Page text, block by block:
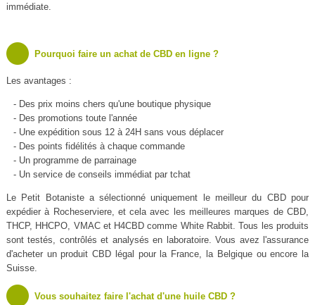
immédiate.
Pourquoi faire un achat de CBD en ligne ?
Les avantages :
- Des prix moins chers qu'une boutique physique
- Des promotions toute l'année
- Une expédition sous 12 à 24H sans vous déplacer
- Des points fidélités à chaque commande
- Un programme de parrainage
- Un service de conseils immédiat par tchat
Le Petit Botaniste a sélectionné uniquement le meilleur du CBD pour
expédier à Rocheserviere, et cela avec les meilleures marques de CBD,
THCP, HHCPO, VMAC et H4CBD comme White Rabbit. Tous les produits
sont testés, contrôlés et analysés en laboratoire. Vous avez l'assurance
d'acheter un produit CBD légal pour la France, la Belgique ou encore la
Suisse.
Vous souhaitez faire l'achat d'une huile CBD ?